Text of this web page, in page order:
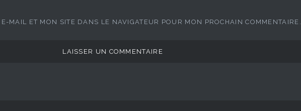
MAIL ET MON SITE DANS LE NAVIGATEUR POUR MON PROCHAIN COMMENTAIRE.